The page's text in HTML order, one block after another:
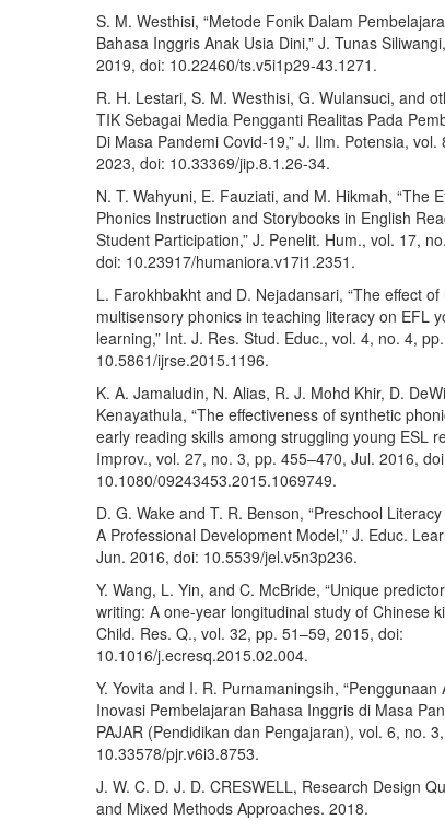
S. M. Westhisi, “Metode Fonik Dalam
Bahasa Inggris Anak Usia Dini,” J. Tunas
2019, doi: 10.22460/ts.v5i1p29-43.1271.
R. H. Lestari, S. M. Westhisi, G. Wulansuci, and
TIK Sebagai Media Pengganti Realitas Pada
Di Masa Pandemi Covid-19,” J. Ilm. Potensia,
2023, doi: 10.33369/jip.8.1.26-34.
N. T. Wahyuni, E. Fauziati, and M. Hikmah, “The
Phonics Instruction and Storybooks in English
Student Participation,” J. Penelit. Hum., vol. 17,
doi: 10.23917/humaniora.v17i1.2351.
L. Farokhbakht and D. Nejadansari, “The effect
multisensory phonics in teaching literacy on EFL
learning,” Int. J. Res. Stud. Educ., vol. 4, no. 4,
10.5861/ijrse.2015.1196.
K. A. Jamaludin, N. Alias, R. J. Mohd Khir, D.
Kenayathula, “The effectiveness of synthetic
early reading skills among struggling young ESL
Improv., vol. 27, no. 3, pp. 455–470, Jul. 2016,
10.1080/09243453.2015.1069749.
D. G. Wake and T. R. Benson, “Preschool
A Professional Development Model,” J. Educ.
Jun. 2016, doi: 10.5539/jel.v5n3p236.
Y. Wang, L. Yin, and C. McBride, “Unique
writing: A one-year longitudinal study of Chinese
Child. Res. Q., vol. 32, pp. 51–59, 2015, doi:
10.1016/j.ecresq.2015.02.004.
Y. Yovita and I. R. Purnamaningsih,
Inovasi Pembelajaran Bahasa Inggris di Masa
PAJAR (Pendidikan dan Pengajaran), vol. 6, no.
10.33578/pjr.v6i3.8753.
J. W. C. D. J. D. CRESWELL, Research Design
and Mixed Methods Approaches. 2018.